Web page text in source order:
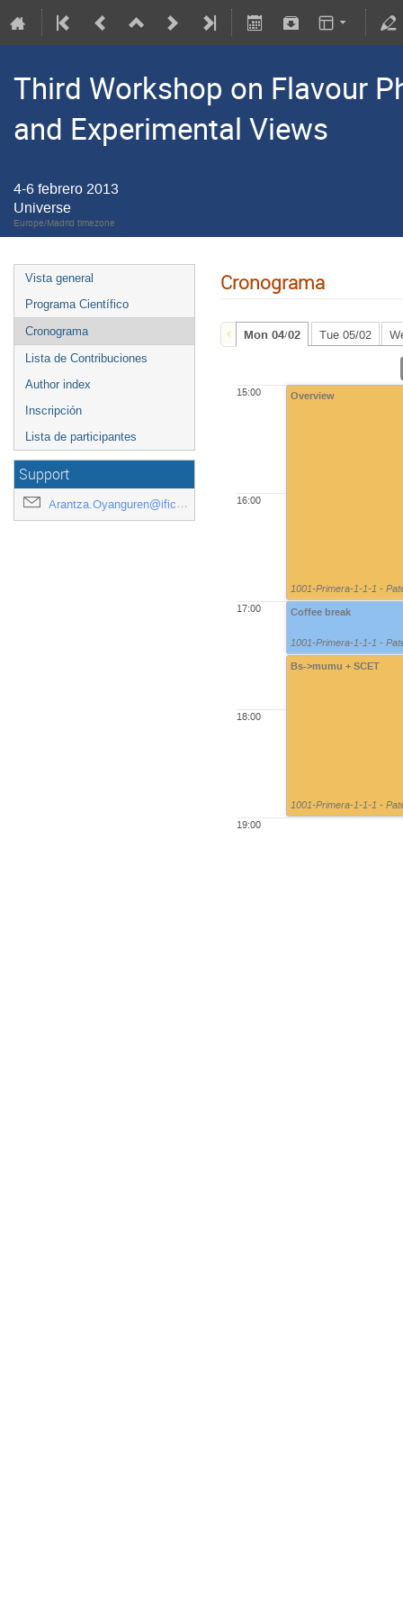
Third Workshop on Flavour
and Experimental Views
4-6 febrero 2013
Universe
Europe/Madrid timezone
Vista general
Programa Científico
Cronograma
Lista de Contribuciones
Author index
Inscripción
Lista de participantes
Support
Arantza.Oyanguren@ific.uv.es
Cronograma
Mon 04/02 Tue 05/02
15:00
16:00
17:00
18:00
19:00
Overview
1001-Primera-1-1-1 -
Coffee break
1001-Primera-1-1-1 -
Bs->mumu + SCET
1001-Primera-1-1-1 -